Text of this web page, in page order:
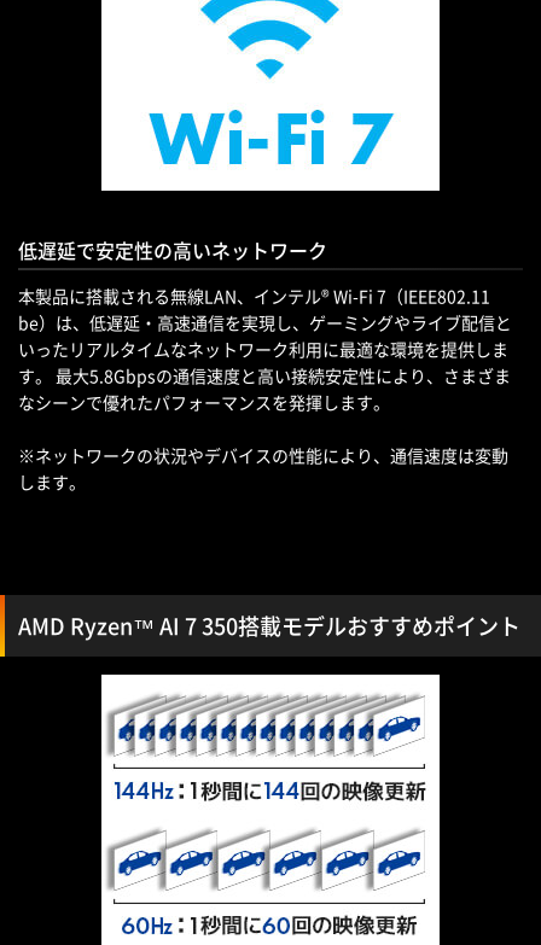
低遅延で安定性の高いネットワーク
本製品に搭載される無線LAN、インテル® Wi-Fi 7（IEEE802.11
be）は、低遅延・高速通信を実現し、ゲーミングやライブ配信と
いったリアルタイムなネットワーク利用に最適な環境を提供しま
す。 最大5.8Gbpsの通信速度と高い接続安定性により、さまざま
なシーンで優れたパフォーマンスを発揮します。
※ネットワークの状況やデバイスの性能により、通信速度は変動
します。
AMD Ryzen™ AI 7 350搭載モデルおすすめポイント